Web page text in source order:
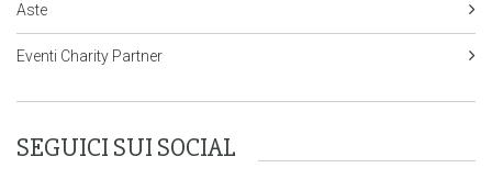
Aste
Eventi Charity Partner
SEGUICI SUI SOCIAL